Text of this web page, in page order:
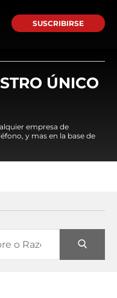
SUSCRIBIRSE
ÚNICO
empresa de
y mas en la base de